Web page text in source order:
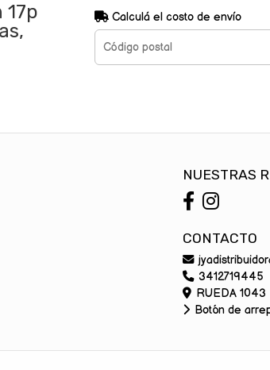
17p
Calculá el costo de envío
NUESTRAS
CONTACTO
3412719445
RUEDA 1043
Botón de